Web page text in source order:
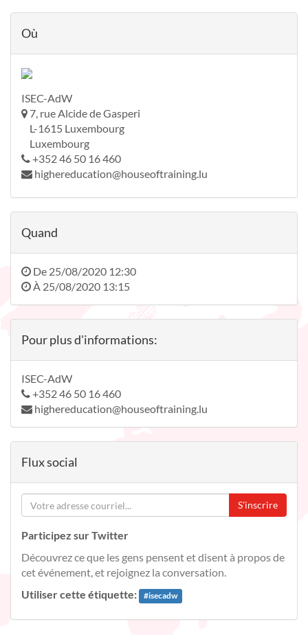
Où
ISEC-AdW
7, rue Alcide de Gasperi
L-1615 Luxembourg
Luxembourg
+352 46 50 16 460
highereducation@houseoftraining.lu
Quand
De 25/08/2020 12:30
À 25/08/2020 13:15
Pour plus d'informations:
ISEC-AdW
+352 46 50 16 460
highereducation@houseoftraining.lu
Flux social
S'inscrire
Participez sur Twitter
Découvrez ce que les gens pensent et disent à propos de
cet événement, et rejoignez la conversation.
Utiliser cette étiquette:
#isecadw